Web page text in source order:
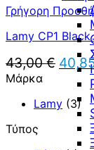
Γρήγορη
Lamy CP1 Black
43,00€
price
was:
43,00
Μάρκα
Lamy (3)
Τύπος